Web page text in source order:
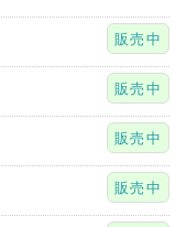
販売中
販売中
販売中
販売中